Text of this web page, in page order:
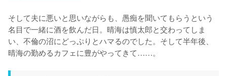
そして夫に悪いと思いながらも、愚痴を聞いてもらうという
名目で一緒に酒を飲んだ日。晴海は慎太郎と交わってしま
い、不倫の沼にどっぷりとハマるのでした。そして半年後、
晴海の勤めるカフェに豊がやってきて……。